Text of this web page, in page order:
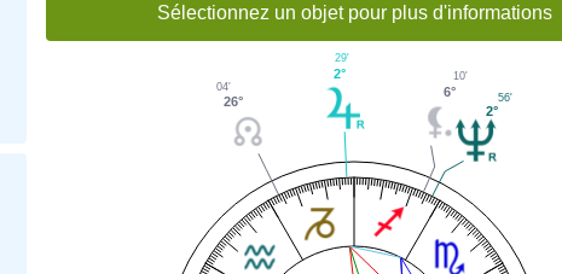
Sélectionnez un objet pour plus d'informations
2°
56'
6°
10'
2°
29'
26°
04'